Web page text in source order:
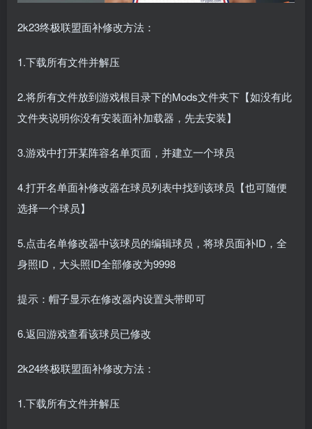
2k23终极联盟面补修改方法：
1.下载所有文件并解压
2.将所有文件放到游戏根目录下的Mods文件夹下【如没有此
文件夹说明你没有安装面补加载器，先去安装】
3.游戏中打开某阵容名单页面，并建立一个球员
4.打开名单面补修改器在球员列表中找到该球员【也可随便
选择一个球员】
5.点击名单修改器中该球员的编辑球员，将球员面补ID，全
身照ID，大头照ID全部修改为9998
提示：帽子显示在修改器内设置头带即可
6.返回游戏查看该球员已修改
2k24终极联盟面补修改方法：
1.下载所有文件并解压